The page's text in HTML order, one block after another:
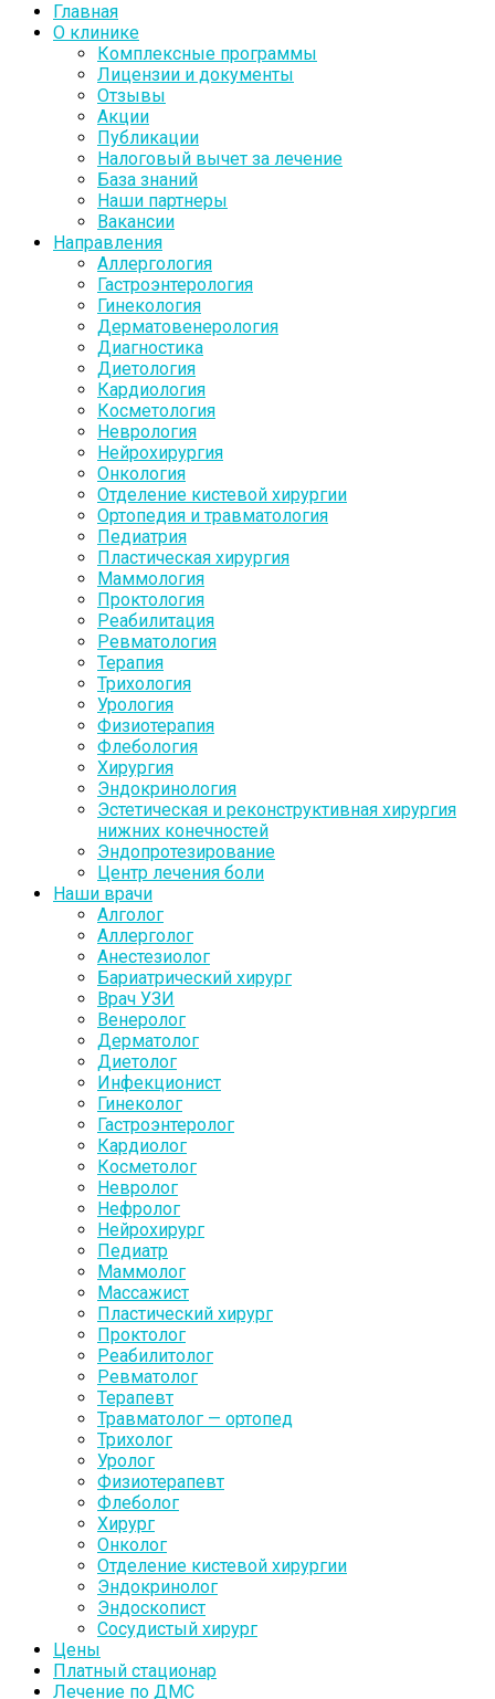
Главная
О клинике
Комплексные программы
Лицензии и документы
Отзывы
Акции
Публикации
Налоговый вычет за лечение
База знаний
Наши партнеры
Вакансии
Направления
Аллергология
Гастроэнтерология
Гинекология
Дерматовенерология
Диагностика
Диетология
Кардиология
Косметология
Неврология
Нейрохирургия
Онкология
Отделение кистевой хирургии
Ортопедия и травматология
Педиатрия
Пластическая хирургия
Маммология
Проктология
Реабилитация
Ревматология
Терапия
Трихология
Урология
Физиотерапия
Флебология
Хирургия
Эндокринология
Эстетическая и реконструктивная хирургия
нижних конечностей
Эндопротезирование
Центр лечения боли
Наши врачи
Алголог
Аллерголог
Анестезиолог
Бариатрический хирург
Врач УЗИ
Венеролог
Дерматолог
Диетолог
Инфекционист
Гинеколог
Гастроэнтеролог
Кардиолог
Косметолог
Невролог
Нефролог
Нейрохирург
Педиатр
Маммолог
Массажист
Пластический хирург
Проктолог
Реабилитолог
Ревматолог
Терапевт
Травматолог — ортопед
Трихолог
Уролог
Физиотерапевт
Флеболог
Хирург
Онколог
Отделение кистевой хирургии
Эндокринолог
Эндоскопист
Сосудистый хирург
Цены
Платный стационар
Лечение по ДМС